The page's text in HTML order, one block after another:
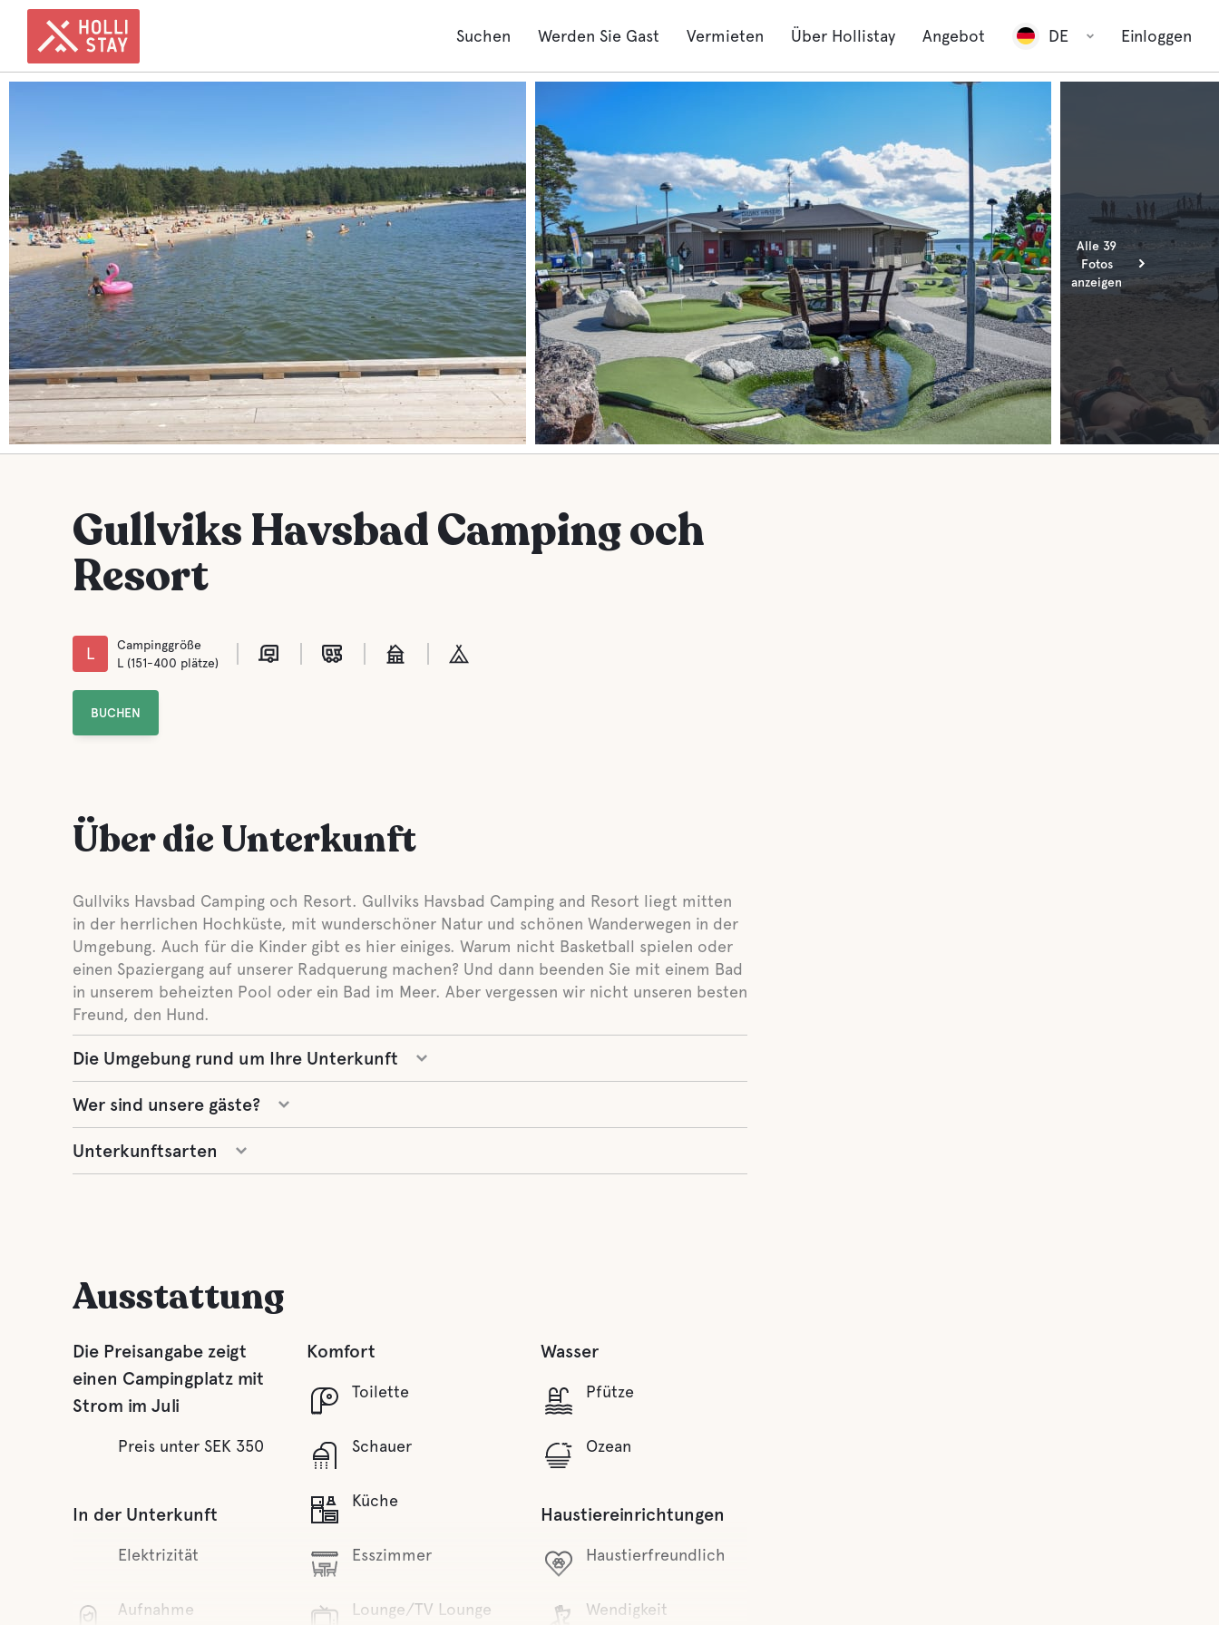
Suchen Werden Sie Gast Vermieten Über Hollistay Angebot DE Einloggen
Alle 39
Fotos
anzeigen
Gullviks Havsbad Camping och
Resort
L
Campinggröße
L (151-400 plätze)
BUCHEN
Über die Unterkunft
Gullviks Havsbad Camping och Resort. Gullviks Havsbad Camping and Resort liegt mitten
in der herrlichen Hochküste, mit wunderschöner Natur und schönen Wanderwegen in der
Umgebung. Auch für die Kinder gibt es hier einiges. Warum nicht Basketball spielen oder
einen Spaziergang auf unserer Radquerung machen? Und dann beenden Sie mit einem Bad
in unserem beheizten Pool oder ein Bad im Meer. Aber vergessen wir nicht unseren besten
Freund, den Hund.
Die Umgebung rund um Ihre Unterkunft
Wer sind unsere gäste?
Unterkunftsarten
Ausstattung
Die Preisangabe zeigt
einen Campingplatz mit
Strom im Juli
Preis unter SEK 350
In der Unterkunft
Elektrizität
Aufnahme
Komfort
Toilette
Schauer
Küche
Esszimmer
Lounge/TV Lounge
Wasser
Pfütze
Ozean
Haustiereinrichtungen
Haustierfreundlich
Wendigkeit